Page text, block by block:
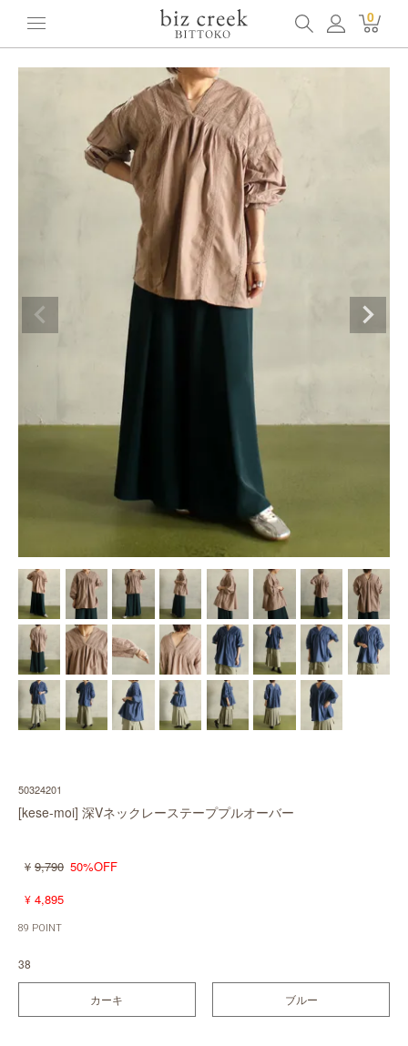
0
トップス
[kese-moi] 深Vネックレーステーププルオーバー
50324201
[kese-moi] 深Vネックレーステーププルオーバー
¥ 9,790 50%OFF
¥ 4,895
89 POINT
38
カーキ ブルー